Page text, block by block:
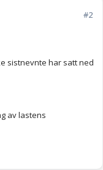
#2
sistnevnte har satt ned
av lastens